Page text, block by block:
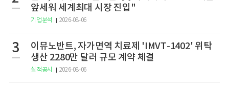
앞세워 세계최대 시장 진입"
기업분석 2026-08-06
3
이뮤노반트, 자가면역 치료제 'IMVT-1402' 위탁
생산 2280만 달러 규모 계약 체결
실적공시 2026-08-06